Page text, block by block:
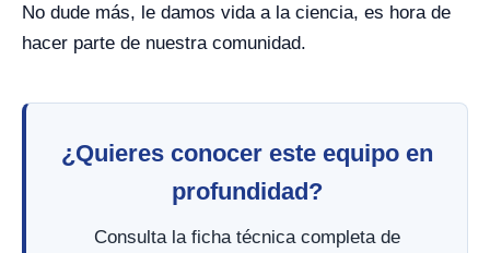
No dude más, le damos vida a la ciencia, es hora de
hacer parte de nuestra comunidad.
¿Quieres conocer este equipo en
profundidad?
Consulta la ficha técnica completa de